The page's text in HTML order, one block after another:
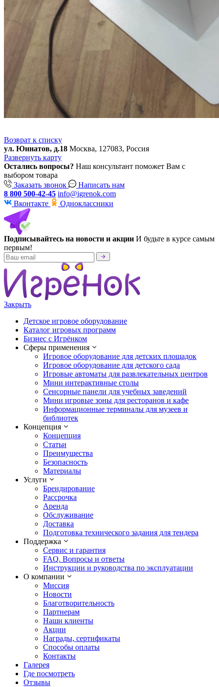
Возврат к списку
ул. Юннатов, д.18 Москва, 127083, Россия
Развернуть карту
Остались вопросы? Наш консультант поможет Вам с
выбором товара
Заказать звонок
Написать нам
8 800 500-42-45 info@igrenok.com
Вконтакте
Одноклассники
Подписывайтесь на новости и акции И будьте в курсе самым
первым!
Закрыть
Детское игровое оборудование
Каталог игровых программ
Бизнес с Игрёнком
Сферы применения
Игровое оборудование для детских площадок
Игровое оборудование для детского сада
Игровые автоматы для развлекательных центров
Мини интерактивные столы
Сенсорные панели для учебных заведений
Мини игровые зоны для ресторанов и кафе
Информационные терминалы для музеев и
библиотек
Концепция
Концепция
Статьи
Преимущества
Безопасность
Материалы
Услуги
Брендирование
Рассрочка
Аренда
Обслуживание
Доставка
Подготовка технического задания для тендера
Поддержка
Сервис и гарантия
FAQ. Вопросы и ответы
Инструкции и руководства по эксплуатации
О компании
Миссия
Новости
Благотворительность
Партнерам
Наши клиенты
Акции
Награды, сертификаты
Способы оплаты
Контакты
Галерея
Где посмотреть
Отзывы